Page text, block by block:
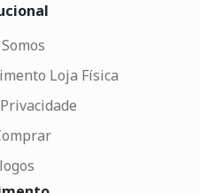
Loja Física